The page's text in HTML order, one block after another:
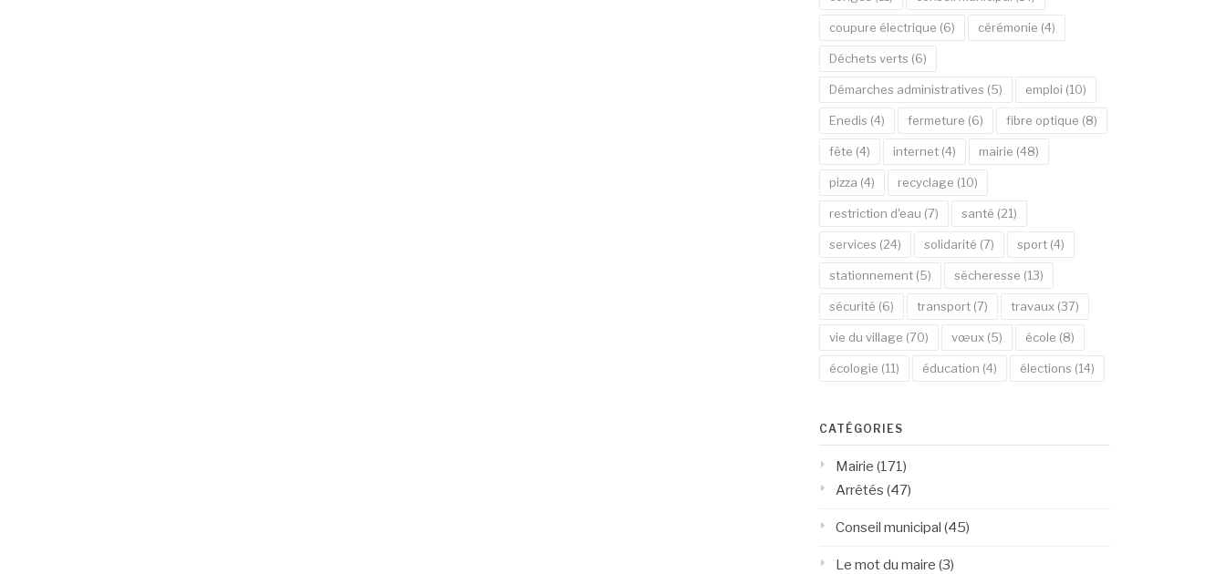
coupure électrique (6) cérémonie (4)
Déchets verts (6)
Démarches administratives (5) emploi (10)
Enedis (4) fermeture (6) fibre optique (8)
fête (4) internet(4) mairie (48)
pizza (4) recyclage (10)
restriction d'eau (7) santé (21)
services (24) solidarité (7) sport(4)
stationnement(5) sécheresse (13)
sécurité (6) transport(7) travaux(37)
vie du village (70) vœux(5) école (8)
écologie (11) éducation (4) élections (14)
CATÉGORIES
Mairie (171)
Arrêtés (47)
Conseil municipal (45)
Le mot du maire (3)